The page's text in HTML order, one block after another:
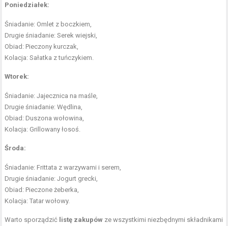
Poniedziałek:
Śniadanie: Omlet z boczkiem,
Drugie śniadanie: Serek wiejski,
Obiad: Pieczony kurczak,
Kolacja: Sałatka z tuńczykiem.
Wtorek:
Śniadanie: Jajecznica na maśle,
Drugie śniadanie: Wędlina,
Obiad: Duszona wołowina,
Kolacja: Grillowany łosoś.
Środa:
Śniadanie: Frittata z warzywami i serem,
Drugie śniadanie: Jogurt grecki,
Obiad: Pieczone żeberka,
Kolacja: Tatar wołowy.
Warto sporządzić listę zakupów ze wszystkimi niezbędnymi składnikami